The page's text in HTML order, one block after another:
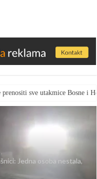
sve utakmice Bosne i
Jedna osoba nestala,